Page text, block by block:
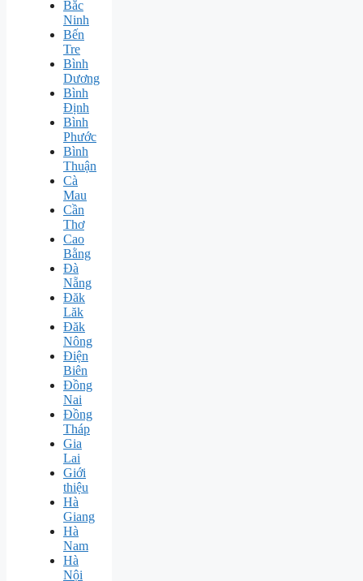
Bắc
Ninh
Bến
Tre
Bình
Dương
Bình
Định
Bình
Phước
Bình
Thuận
Cà
Mau
Cần
Thơ
Cao
Bằng
Đà
Nẵng
Đăk
Lăk
Đăk
Nông
Điện
Biên
Đồng
Nai
Đồng
Tháp
Gia
Lai
Giới
thiệu
Hà
Giang
Hà
Nam
Hà
Nội